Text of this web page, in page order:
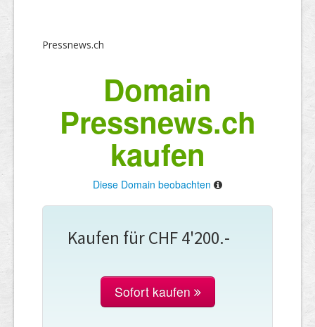
Pressnews.ch
Domain
Pressnews.ch
kaufen
Diese Domain beobachten
Kaufen für CHF 4'200.-
Sofort kaufen